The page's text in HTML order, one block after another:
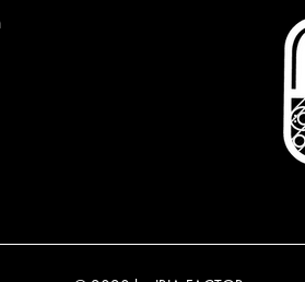
de
que van